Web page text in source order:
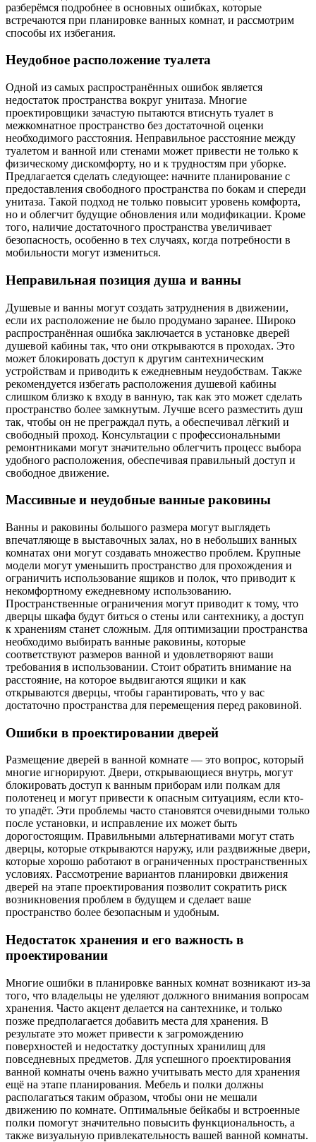
разберёмся подробнее в основных ошибках, которые
встречаются при планировке ванных комнат, и рассмотрим
способы их избегания.
Неудобное расположение туалета
Одной из самых распространённых ошибок является
недостаток пространства вокруг унитаза. Многие
проектировщики зачастую пытаются втиснуть туалет в
межкомнатное пространство без достаточной оценки
необходимого расстояния. Неправильное расстояние между
туалетом и ванной или стенами может привести не только к
физическому дискомфорту, но и к трудностям при уборке.
Предлагается сделать следующее: начните планирование с
предоставления свободного пространства по бокам и спереди
унитаза. Такой подход не только повысит уровень комфорта,
но и облегчит будущие обновления или модификации. Кроме
того, наличие достаточного пространства увеличивает
безопасность, особенно в тех случаях, когда потребности в
мобильности могут измениться.
Неправильная позиция душа и ванны
Душевые и ванны могут создать затруднения в движении,
если их расположение не было продумано заранее. Широко
распространённая ошибка заключается в установке дверей
душевой кабины так, что они открываются в проходах. Это
может блокировать доступ к другим сантехническим
устройствам и приводить к ежедневным неудобствам. Также
рекомендуется избегать расположения душевой кабины
слишком близко к входу в ванную, так как это может сделать
пространство более замкнутым. Лучше всего разместить душ
так, чтобы он не преграждал путь, а обеспечивал лёгкий и
свободный проход. Консультации с профессиональными
ремонтниками могут значительно облегчить процесс выбора
удобного расположения, обеспечивая правильный доступ и
свободное движение.
Массивные и неудобные ванные раковины
Ванны и раковины большого размера могут выглядеть
впечатляюще в выставочных залах, но в небольших ванных
комнатах они могут создавать множество проблем. Крупные
модели могут уменьшить пространство для прохождения и
ограничить использование ящиков и полок, что приводит к
некомфортному ежедневному использованию.
Пространственные ограничения могут приводит к тому, что
дверцы шкафа будут биться о стены или сантехнику, а доступ
к хранениям станет сложным. Для оптимизации пространства
необходимо выбирать ванные раковины, которые
соответствуют размеров ванной и удовлетворяют ваши
требования в использовании. Стоит обратить внимание на
расстояние, на которое выдвигаются ящики и как
открываются дверцы, чтобы гарантировать, что у вас
достаточно пространства для перемещения перед раковиной.
Ошибки в проектировании дверей
Размещение дверей в ванной комнате — это вопрос, который
многие игнорируют. Двери, открывающиеся внутрь, могут
блокировать доступ к ванным приборам или полкам для
полотенец и могут привести к опасным ситуациям, если кто-
то упадёт. Эти проблемы часто становятся очевидными только
после установки, и исправление их может быть
дорогостоящим. Правильными альтернативами могут стать
дверцы, которые открываются наружу, или раздвижные двери,
которые хорошо работают в ограниченных пространственных
условиях. Рассмотрение вариантов планировки движения
дверей на этапе проектирования позволит сократить риск
возникновения проблем в будущем и сделает ваше
пространство более безопасным и удобным.
Недостаток хранения и его важность в
проектировании
Многие ошибки в планировке ванных комнат возникают из-за
того, что владельцы не уделяют должного внимания вопросам
хранения. Часто акцент делается на сантехнике, и только
позже предполагается добавить места для хранения. В
результате это может привести к загромождению
поверхностей и недостатку доступных хранилищ для
повседневных предметов. Для успешного проектирования
ванной комнаты очень важно учитывать место для хранения
ещё на этапе планирования. Мебель и полки должны
располагаться таким образом, чтобы они не мешали
движению по комнате. Оптимальные бейкабы и встроенные
полки помогут значительно повысить функциональность, а
также визуальную привлекательность вашей ванной комнаты.